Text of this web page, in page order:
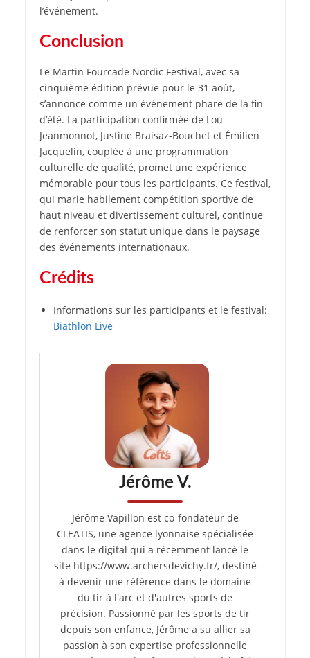
l’événement.
Conclusion
Le Martin Fourcade Nordic Festival, avec sa
cinquième édition prévue pour le 31 août,
s’annonce comme un événement phare de la fin
d’été. La participation confirmée de Lou
Jeanmonnot, Justine Braisaz-Bouchet et Émilien
Jacquelin, couplée à une programmation
culturelle de qualité, promet une expérience
mémorable pour tous les participants. Ce festival,
qui marie habilement compétition sportive de
haut niveau et divertissement culturel, continue
de renforcer son statut unique dans le paysage
des événements internationaux.
Crédits
Informations sur les participants et le festival:
Biathlon Live
Jérôme V.
Jérôme Vapillon est co-fondateur de
CLEATIS, une agence lyonnaise spécialisée
dans le digital qui a récemment lancé le
site https://www.archersdevichy.fr/, destiné
à devenir une référence dans le domaine
du tir à l'arc et d'autres sports de
précision. Passionné par les sports de tir
depuis son enfance, Jérôme a su allier sa
passion à son expertise professionnelle